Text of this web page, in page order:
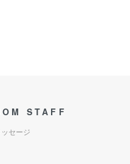
STAFF
セージ